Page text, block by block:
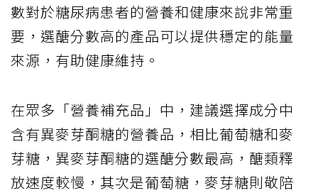
數對於糖尿病患者的營養和健康來說非常重
要，選醣分數高的產品可以提供穩定的能量
來源，有助健康維持。
在眾多「營養補充品」中，建議選擇成分中
含有異麥芽酮糖的營養品，相比葡萄糖和麥
芽糖，異麥芽酮糖的選醣分數最高，醣類釋
放速度較慢，其次是葡萄糖，麥芽糖則敬陪